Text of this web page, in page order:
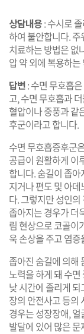
상담내용: 수시로
하여 불안합니다.
치료하는 방법은 없
압 약 외에 복용하
답변: 수면 무호흡
고, 수면 무호흡과
혈압이나 중풍과 같
후군이라고 합니다.
수면 무호흡증후군
공급이 원활하게 이
합니다. 숨길이 좁
지거나 편도 및 아
다. 그렇지만 성인
좁아지는 경우가 더
림 현상으로 코골이
욱 손상을 주고 염
좁아진 숨길에 의해
노력을 하게 돼 수
낮 시간에 졸리게
장의 안전사고 등의
경우는 성장장애,
발달에 있어 많은